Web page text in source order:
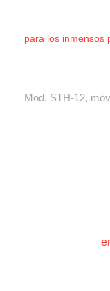
para los inmensos
Mod. STH-12,